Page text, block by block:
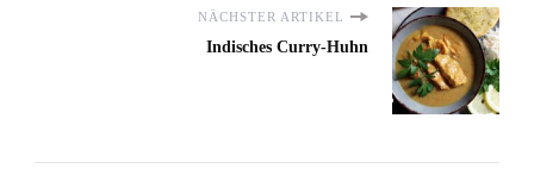
NÄCHSTER ARTIKEL
Indisches Curry-Huhn